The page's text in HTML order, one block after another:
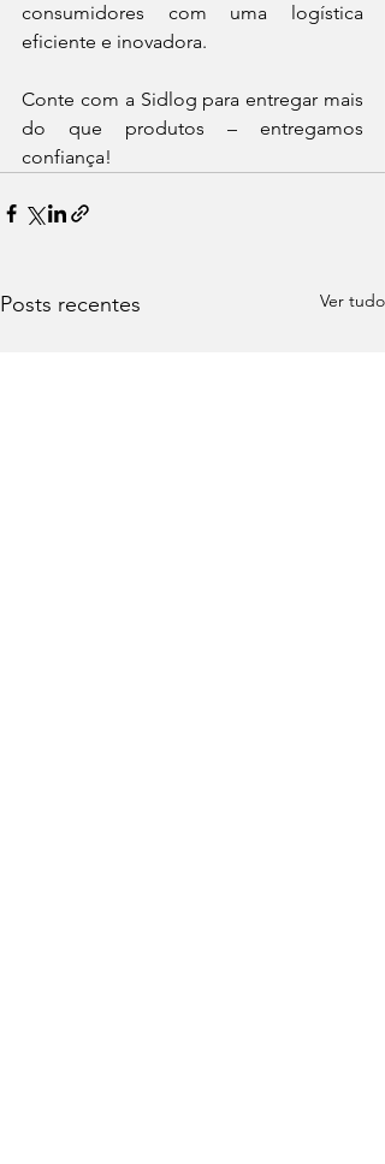
consumidores com uma logística
eficiente e inovadora.
Conte com a Sidlog para entregar mais
do que produtos – entregamos
confiança!
Posts recentes Ver tudo